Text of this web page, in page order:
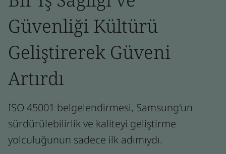
Güvenliği Kültürü
Geliştirerek Güveni
Artırdı
ISO 45001 belgelendirmesi, Samsung'un
sürdürülebilirlik ve kaliteyi geliştirme
yolculuğunun sadece ilk adımıydı.